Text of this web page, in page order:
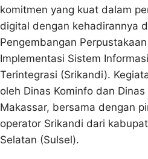
komitmen yang kuat dalam
digital dengan kehadirannya
Pengembangan
Implementasi Sistem
Terintegrasi (Srikandi).
oleh Dinas Kominfo dan
Makassar, bersama dengan
operator Srikandi dari
Selatan (Sulsel).